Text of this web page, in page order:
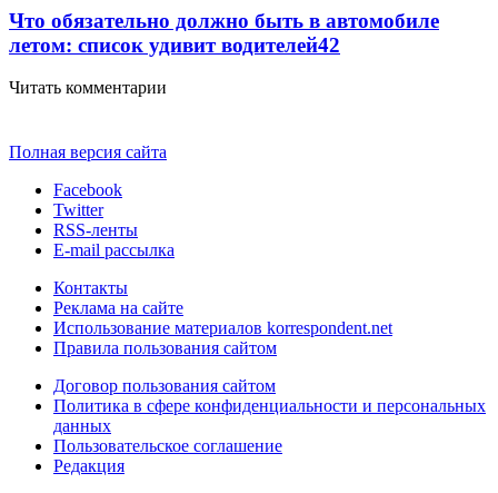
Что обязательно должно быть в автомобиле
летом: список удивит водителей42
Читать комментарии
Полная версия сайта
Facebook
Twitter
RSS-ленты
E-mail рассылка
Контакты
Реклама на сайте
Использование материалов korrespondent.net
Правила пользования сайтом
Договор пользования сайтом
Политика в сфере конфиденциальности и персональных
данных
Пользовательское соглашение
Редакция